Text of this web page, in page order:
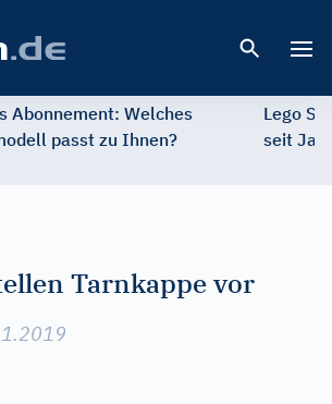
Abonnement: Welches
passt zu Ihnen?
Lego
seit
Tarnkappe vor